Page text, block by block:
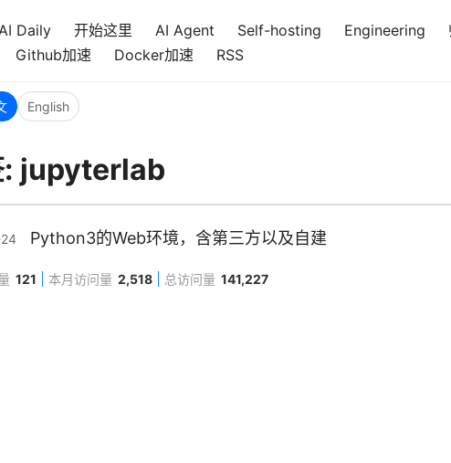
Daily 开始这里 AI Agent Self-hosting Engineering
Github加速 Docker加速 RSS
English
: jupyterlab
Python3的Web环境，含第三方以及自建
121 本月访问量 2,518 总访问量 141,227